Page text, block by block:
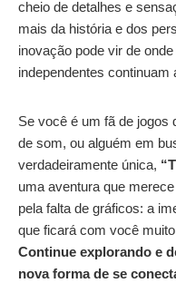
cheio de detalhes e
mais da história e dos
inovação pode vir de
independentes continuam
Se você é um fã de jogos
de som, ou alguém em
verdadeiramente única,
uma aventura que
pela falta de gráficos: a
que ficará com você
Continue explorando e
nova forma de se